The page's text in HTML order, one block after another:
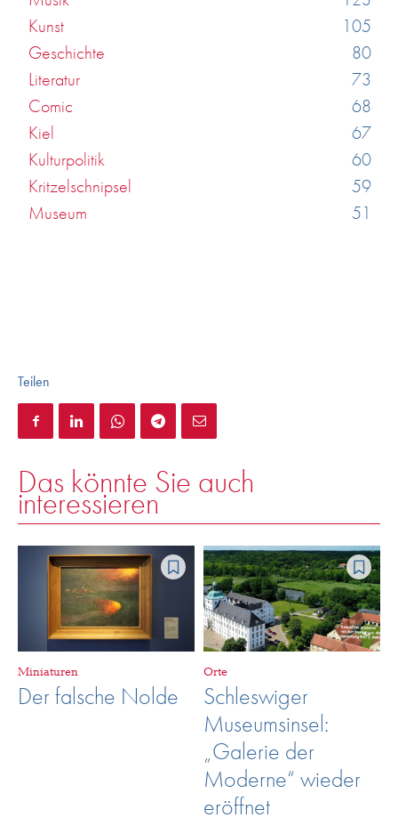
Kunst
105
Geschichte
80
Literatur
73
Comic
68
Kiel
67
Kulturpolitik
60
Kritzelschnipsel
59
Museum
51
Teilen
Das könnte Sie auch
interessieren
Miniaturen
Der falsche Nolde
Orte
Schleswiger
Museumsinsel:
„Galerie der
Moderne“ wieder
eröffnet